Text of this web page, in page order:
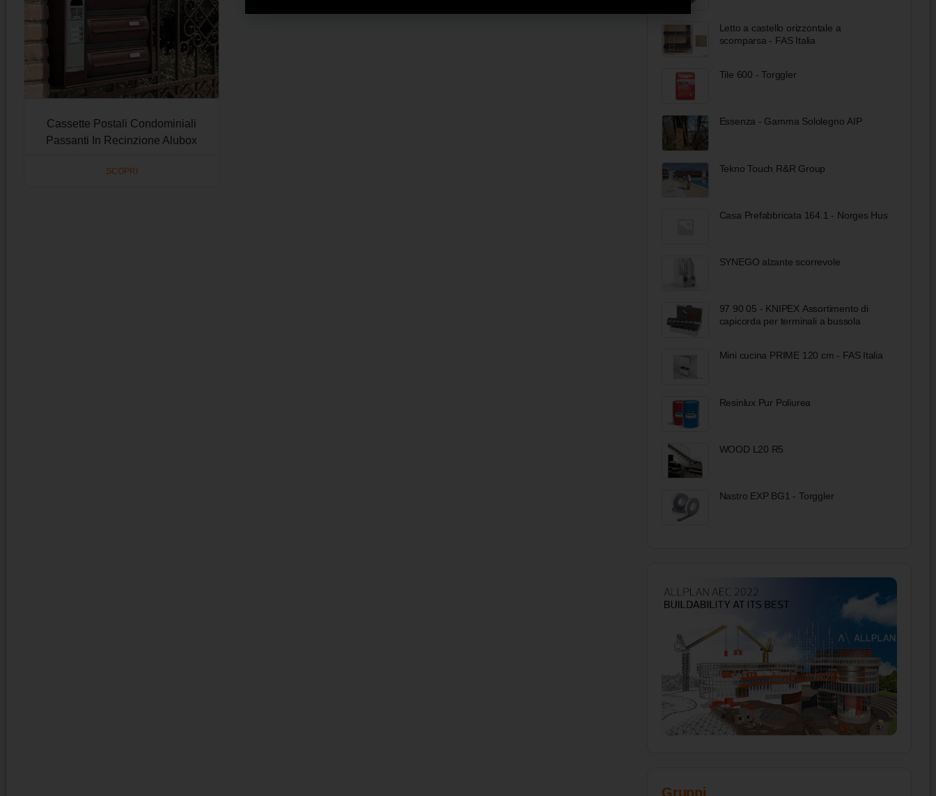
Cassette Postali Condominiali
Passanti In Recinzione Alubox
SCOPRI
Letto a castello orizzontale a
scomparsa - FAS Italia
Tile 600 - Torggler
Essenza - Gamma Sololegno AIP
Tekno Touch R&R Group
Casa Prefabbricata 164.1 - Norges Hus
SYNEGO alzante scorrevole
97 90 05 - KNIPEX Assortimento di
capicorda per terminali a bussola
Mini cucina PRIME 120 cm - FAS Italia
Resinlux Pur Poliurea
WOOD L20 R5
Nastro EXP BG1 - Torggler
Gruppi